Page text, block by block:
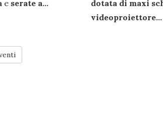
e serate a...
dotata di maxi
videoproiettore...